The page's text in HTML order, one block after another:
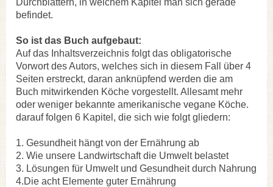
befindet.
So ist das Buch aufgebaut:
Auf das Inhaltsverzeichnis folgt das obligatorische
Vorwort des Autors, welches sich in diesem Fall über 4
Seiten erstreckt, daran anknüpfend werden die am
Buch mitwirkenden Köche vorgestellt. Allesamt mehr
oder weniger bekannte amerikanische vegane Köche.
darauf folgen 6 Kapitel, die sich wie folgt gliedern:
1. Gesundheit hängt von der Ernährung ab
2. Wie unsere Landwirtschaft die Umwelt belastet
3. Lösungen für Umwelt und Gesundheit durch Nahrung
4.Die acht Elemente guter Ernährung